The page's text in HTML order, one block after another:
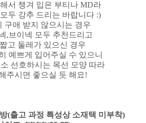
서 챙겨 입은 부티나 MD라
두 강추 드리는 바랍니다 :)
구애 받지 않으시는 경우
,브이넥 모두 추천드리고
고 둘레가 있으신 경우
예쁘게 입어주실 수 있으니
선호하시는 목선 모양 따라
주시면 좋으실 듯 해요!
(출고 과정 특성상 소재택 미부착)